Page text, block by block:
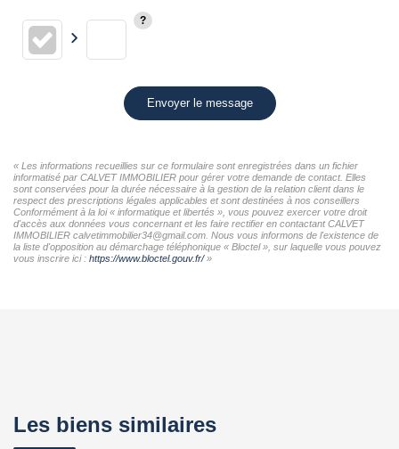
Envoyer le message
« Les informations recueillies sur ce formulaire sont enregistrées dans un fichier
informatisé par CALVET IMMOBILIER pour gérer votre demande de contact. Elles
sont conservées pour la durée nécessaire à la gestion de la relation client dans le
respect des prescriptions légales applicables et sont destinées à nos conseillers
Conformément à la loi « informatique et libertés », vous pouvez exercer votre droit
d'accès aux données vous concernant et les faire rectifier en contactant CALVET
IMMOBILIER calvetimmobilier34@gmail.com. Nous vous informons de l'existence de
la liste d'opposition au démarchage téléphonique « Bloctel », sur laquelle vous pouvez
vous inscrire ici : https://www.bloctel.gouv.fr/»
Les biens similaires